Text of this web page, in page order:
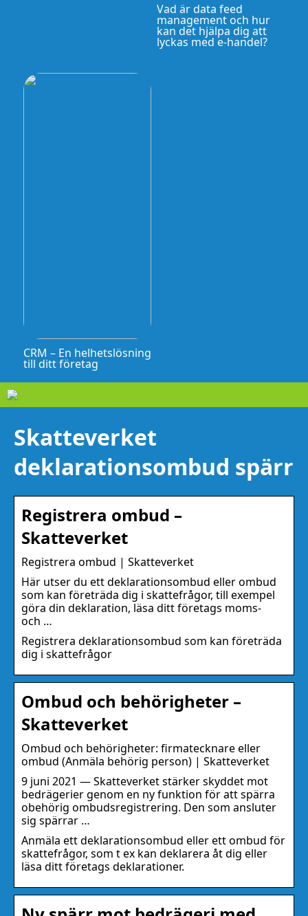
Vad är data feed
management och hur
kan det hjälpa dig att
lyckas med e-handel?
CRM – En helhetslösning
till ditt företag
Skatteverket
deklarationsombud spärr
Registrera ombud –
Skatteverket
Registrera ombud | Skatteverket
Här utser du ett deklarationsombud eller ombud
som kan företräda dig i skattefrågor, till exempel
göra din deklaration, läsa ditt företags moms-
och …
Registrera deklarationsombud som kan företräda
dig i skattefrågor
Ombud och behörigheter –
Skatteverket
Ombud och behörigheter: firmatecknare eller
ombud (Anmäla behörig person) | Skatteverket
9 juni 2021 — Skatteverket stärker skyddet mot
bedrägerier genom en ny funktion för att spärra
obehörig ombudsregistrering. Den som ansluter
sig spärrar …
Anmäla ett deklarationsombud eller ett ombud för
skattefrågor, som t ex kan deklarera åt dig eller
läsa ditt företags deklarationer.